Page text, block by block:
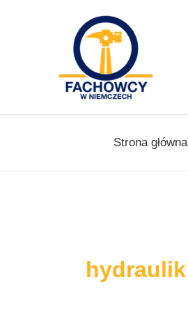
Strona główna
hydraulik